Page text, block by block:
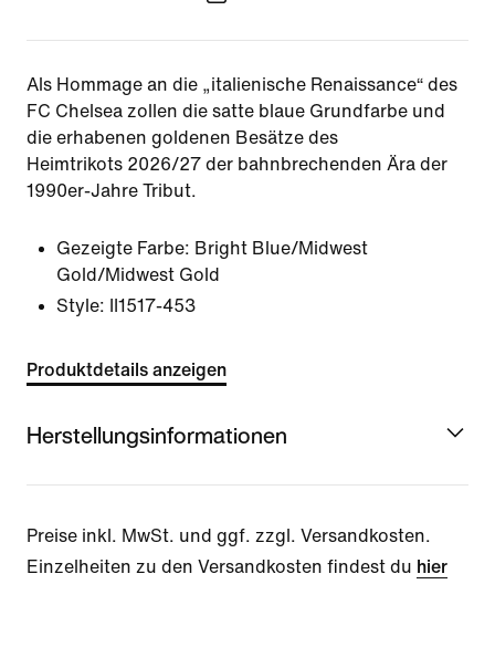
Als Hommage an die „italienische Renaissance“ des
FC Chelsea zollen die satte blaue Grundfarbe und
die erhabenen goldenen Besätze des
Heimtrikots 2026/27 der bahnbrechenden Ära der
1990er-Jahre Tribut.
Gezeigte Farbe: Bright Blue/Midwest
Gold/Midwest Gold
Style:
II1517-453
Produktdetails anzeigen
Herstellungsinformationen
Preise inkl. MwSt. und ggf. zzgl. Versandkosten.
Einzelheiten zu den Versandkosten findest du hier